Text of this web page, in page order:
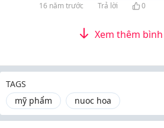
16 năm trước Trả lời 0
Xem thêm
TAGS
mỹ phẩm
nuoc hoa